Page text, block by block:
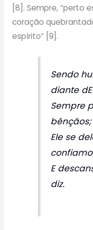
[8]. Sempre, “perto
coração
espírito” [9].
Sendo
diante
Sempre
bênçãos;
Ele se
E
diz.